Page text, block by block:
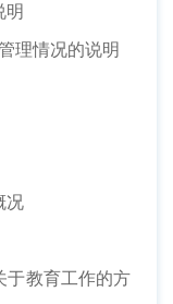
明
情况的说明
况
教育工作的方